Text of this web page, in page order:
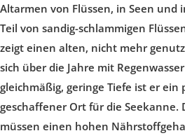
Altarmen von Flüssen, in Seen und
Teil von sandig-schlammigen
zeigt einen alten, nicht mehr
sich über die Jahre mit
gleichmäßig, geringe Tiefe ist er
geschaffener Ort für die Seekanne.
müssen einen hohen